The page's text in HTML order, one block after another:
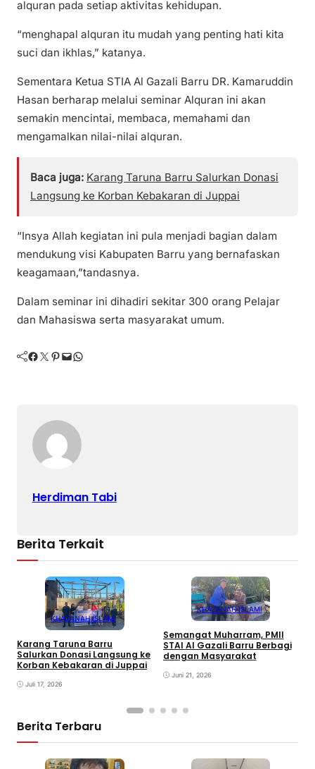
alquran pada setiap aktivitas kehidupan.
“menghapal alquran itu mudah yang penting hati kita
suci dan ikhlas,” katanya.
Sementara Ketua STIA Al Gazali Barru DR. Kamaruddin
Hasan berharap melalui seminar Alquran ini akan
semakin mencintai, membaca, memahami dan
mengamalkan nilai-nilai alquran.
Baca juga: Karang Taruna Barru Salurkan Donasi
Langsung ke Korban Kebakaran di Juppai
“Insya Allah kegiatan ini pula menjadi bagian dalam
mendukung visi Kabupaten Barru yang bernafaskan
keagamaan,”tandasnya.
Dalam seminar ini dihadiri sekitar 300 orang Pelajar
dan Mahasiswa serta masyarakat umum.
Facebook Twitter Pinterest Mail WhatsApp
Herdiman Tabi
Berita Terkait
KHAZANAH ISLAMI
Karang Taruna Barru
Salurkan Donasi Langsung ke
Korban Kebakaran di Juppai
Juli 17, 2026
KHAZANAH ISLAMI
Semangat Muharram, PMII
STAI Al Gazali Barru Berbagi
dengan Masyarakat
Juni 21, 2026
Berita Terbaru